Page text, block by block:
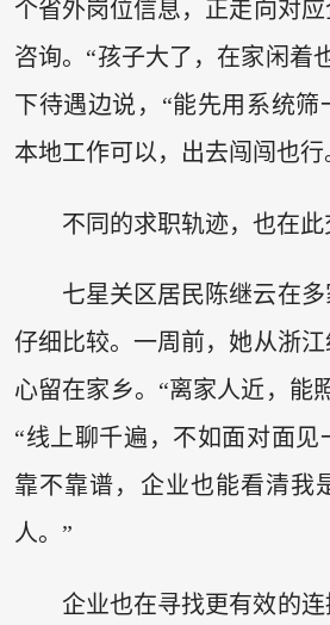
个省外岗位信息，正走向对
咨询。“孩子大了，在家闲着
下待遇边说，“能先用系统筛
本地工作可以，出去闯闯也行
不同的求职轨迹，也在此
七星关区居民陈继云在
仔细比较。一周前，她从浙
心留在家乡。“离家人近，能
“线上聊千遍，不如面对面见
靠不靠谱，企业也能看清我
人。”
企业也在寻找更有效的